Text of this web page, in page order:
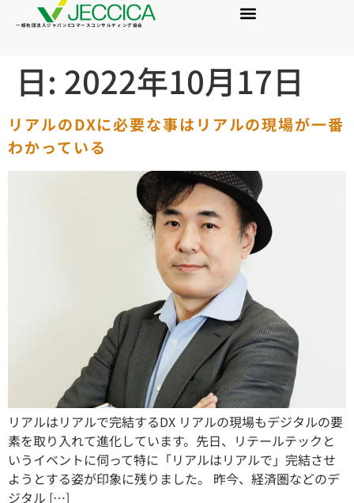
一般社団法人ジャパンEコマースコンサルティング協会
日: 2022年10月17日
リアルのDXに必要な事はリアルの現場が一番
わかっている
リアルはリアルで完結するDX リアルの現場もデジタルの要
素を取り入れて進化しています。先日、リテールテックと
いうイベントに伺って特に「リアルはリアルで」完結させ
ようとする姿が印象に残りました。 昨今、経済圏などのデ
ジタル […]